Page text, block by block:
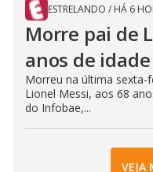
ESTRELANDO / HÁ 6
Morre pai de
anos de idade
Morreu na última sexta-
Lionel Messi, aos 68
do Infobae,...
VEJA